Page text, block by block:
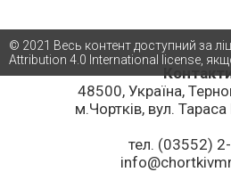
48500, Україна,
м.Чортків, вул.
тел. (03552)
© 2021 Весь контент доступний за
Attribution 4.0 International license,